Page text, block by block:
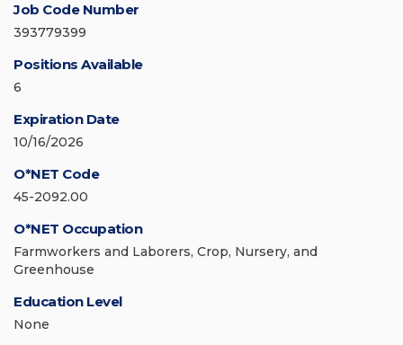
Job Code Number
393779399
Positions Available
6
Expiration Date
10/16/2026
O*NET Code
45-2092.00
O*NET Occupation
Farmworkers and Laborers, Crop, Nursery, and
Greenhouse
Education Level
None